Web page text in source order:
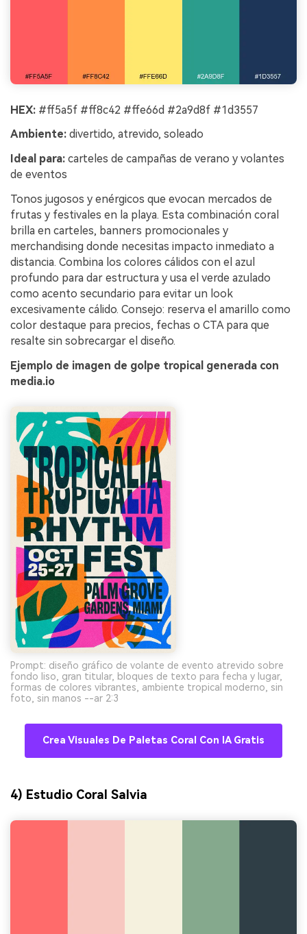
HEX: #ff5a5f #ff8c42 #ffe66d #2a9d8f #1d3557
Ambiente: divertido, atrevido, soleado
Ideal para: carteles de campañas de verano y volantes
de eventos
Tonos jugosos y enérgicos que evocan mercados de
frutas y festivales en la playa. Esta combinación coral
brilla en carteles, banners promocionales y
merchandising donde necesitas impacto inmediato a
distancia. Combina los colores cálidos con el azul
profundo para dar estructura y usa el verde azulado
como acento secundario para evitar un look
excesivamente cálido. Consejo: reserva el amarillo como
color destaque para precios, fechas o CTA para que
resalte sin sobrecargar el diseño.
Ejemplo de imagen de golpe tropical generada con
media.io
Prompt: diseño gráfico de volante de evento atrevido sobre
fondo liso, gran titular, bloques de texto para fecha y lugar,
formas de colores vibrantes, ambiente tropical moderno, sin
foto, sin manos --ar 2:3
Crea Visuales De Paletas Coral Con IA Gratis
4) Estudio Coral Salvia